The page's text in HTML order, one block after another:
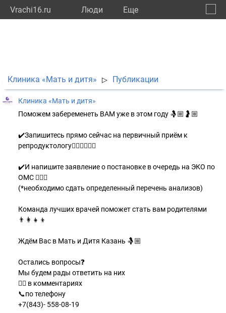
Vrachi16.ru Люди Eще
Клиника «Мать и дитя» ▷ Публикации
Клиника «Мать и дитя»
Поможем забеременеть ВАМ уже в этом году 🤱🏼🤰🏼
✔️Запишитесь прямо сейчас на первичный приём к
репродуктологу👩🏻‍⚕️👨🏻‍⚕️
✔️И напишите заявление о постановке в очередь на ЭКО по
ОМС 🙋🏼‍♀️
(*необходимо сдать определенный перечень анализов)
Команда лучших врачей поможет стать вам родителями
👨‍👩‍👧‍👦
Ждём Вас в Мать и Дитя Казань 🤱🏼
Остались вопросы❓
Мы будем рады ответить на них
👇🏻 в комментариях
📞по телефону
+7(843)- 558-08-19